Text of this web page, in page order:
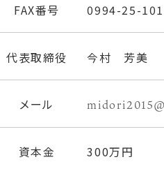
FAX番号 0994-25-
代表取締役 今村 芳美
メール
資本金 300万円